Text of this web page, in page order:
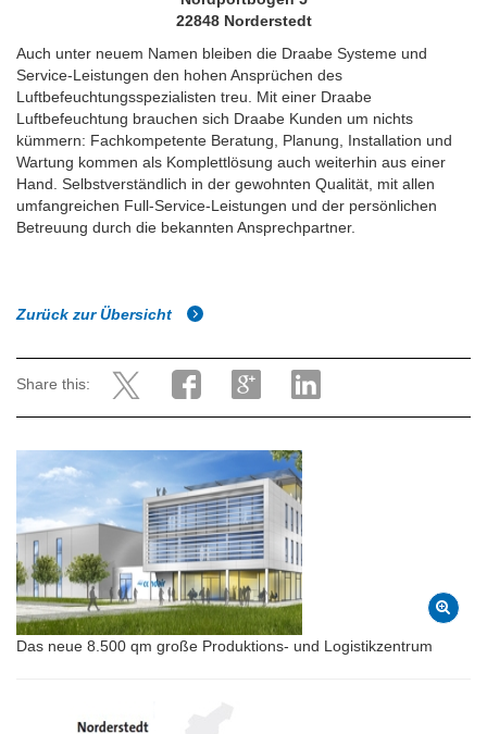
22848 Norderstedt
Auch unter neuem Namen bleiben die Draabe Systeme und
Service-Leistungen den hohen Ansprüchen des
Luftbefeuchtungsspezialisten treu. Mit einer Draabe
Luftbefeuchtung brauchen sich Draabe Kunden um nichts
kümmern: Fachkompetente Beratung, Planung, Installation und
Wartung kommen als Komplettlösung auch weiterhin aus einer
Hand. Selbstverständlich in der gewohnten Qualität, mit allen
umfangreichen Full-Service-Leistungen und der persönlichen
Betreuung durch die bekannten Ansprechpartner.
Zurück zur Übersicht
Share this:
Das neue 8.500 qm große Produktions- und Logistikzentrum